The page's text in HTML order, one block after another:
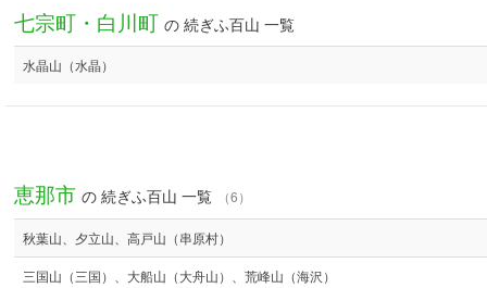
七宗町・白川町 の 続ぎふ百山 一覧
水晶山（水晶）
恵那市 の 続ぎふ百山 一覧 （6）
秋葉山、夕立山、高戸山（串原村）
三国山（三国）、大船山（大舟山）、荒峰山（海沢）